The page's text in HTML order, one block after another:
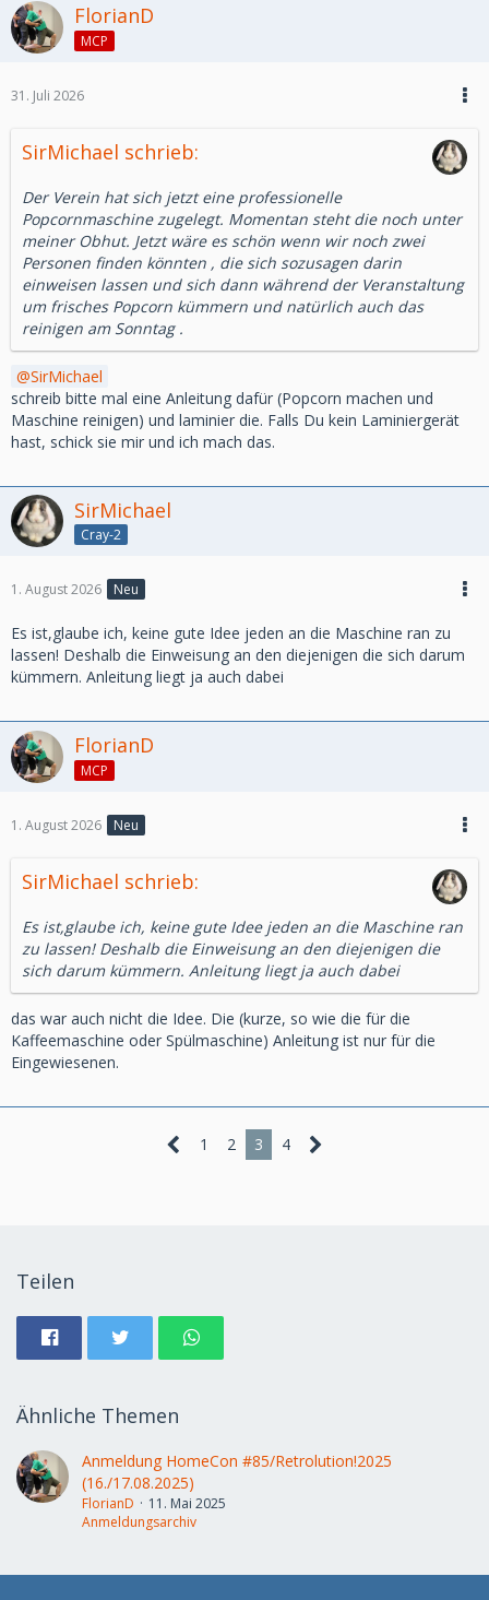
FlorianD
MCP
31. Juli 2026
SirMichael schrieb:
Der Verein hat sich jetzt eine professionelle
Popcornmaschine zugelegt. Momentan steht die noch unter
meiner Obhut. Jetzt wäre es schön wenn wir noch zwei
Personen finden könnten , die sich sozusagen darin
einweisen lassen und sich dann während der Veranstaltung
um frisches Popcorn kümmern und natürlich auch das
reinigen am Sonntag .
SirMichael
schreib bitte mal eine Anleitung dafür (Popcorn machen und
Maschine reinigen) und laminier die. Falls Du kein Laminiergerät
hast, schick sie mir und ich mach das.
SirMichael
Cray-2
1. August 2026 Neu
Es ist,glaube ich, keine gute Idee jeden an die Maschine ran zu
lassen! Deshalb die Einweisung an den diejenigen die sich darum
kümmern. Anleitung liegt ja auch dabei
FlorianD
MCP
1. August 2026 Neu
SirMichael schrieb:
Es ist,glaube ich, keine gute Idee jeden an die Maschine ran
zu lassen! Deshalb die Einweisung an den diejenigen die
sich darum kümmern. Anleitung liegt ja auch dabei
das war auch nicht die Idee. Die (kurze, so wie die für die
Kaffeemaschine oder Spülmaschine) Anleitung ist nur für die
Eingewiesenen.
1 2 3 4
Teilen
Ähnliche Themen
Anmeldung HomeCon #85/Retrolution!2025
(16./17.08.2025)
FlorianD
11. Mai 2025
Anmeldungsarchiv